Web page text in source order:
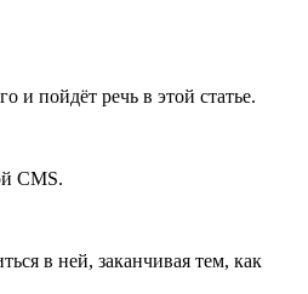
и пойдёт речь в этой статье.
CMS.
в ней, заканчивая тем, как